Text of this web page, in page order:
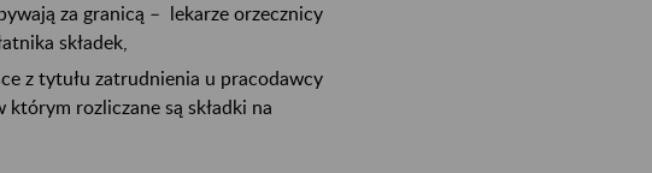
za granicą – lekarze orzecznicy
składek,
z tytułu zatrudnienia u pracodawcy
którym rozliczane są składki na